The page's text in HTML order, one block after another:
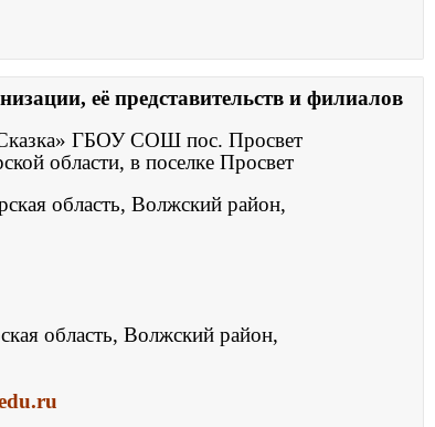
её представительств и филиалов
ГБОУ СОШ пос. Просвет
области, в поселке Просвет
область, Волжский район,
область, Волжский район,